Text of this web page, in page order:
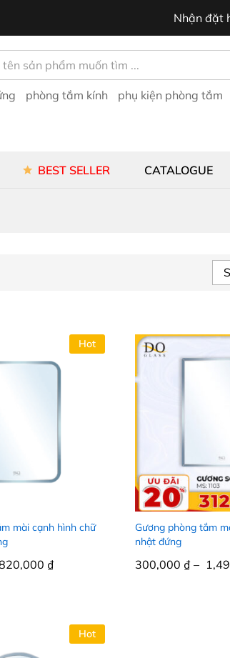
Nhận đặt
phòng tắm kính phụ kiện phòng tắm
BEST SELLER CATALOGUE
Hot
mài cạnh hình chữ
₫
₫
Gương phòng tắm
nhật đứng
300,000 ₫–
300,000 ₫
Hot